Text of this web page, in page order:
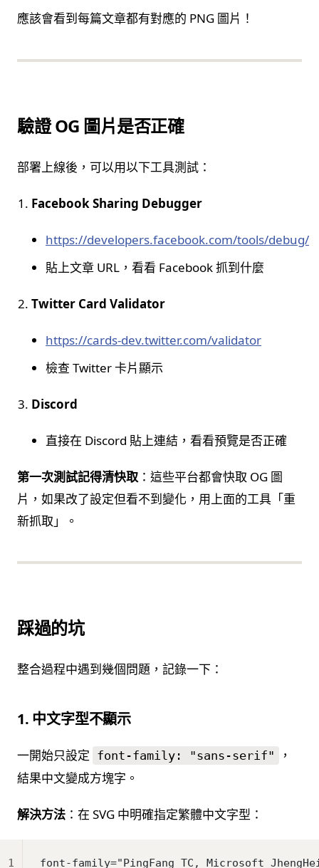
應該會看到每篇文章都有對應的 PNG 圖片！
驗證 OG 圖片是否正確
部署上線後，可以用以下工具測試：
Facebook Sharing Debugger
https://developers.facebook.com/tools/debug/
貼上文章 URL，看看 Facebook 抓到什麼
Twitter Card Validator
https://cards-dev.twitter.com/validator
檢查 Twitter 卡片顯示
Discord
直接在 Discord 貼上連結，看看預覽是否正確
第一次測試記得清快取 ：這些平台都會快取 OG 圖
片，如果改了設定但看不到變化，用上面的工具「重
新抓取」。
踩過的坑
整合過程中遇到幾個問題，記錄一下：
1. 中文字型不顯示
一開始只設定 font-family: "sans-serif"
，
結果中文變成方塊字。
解決方法 ：在 SVG 中明確指定繁體中文字型：
font-family="PingFang TC, Microsoft
1